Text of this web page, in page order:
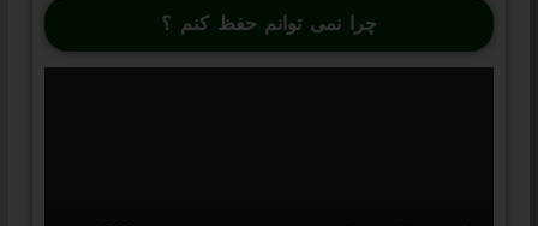
چرا نمی توانم حفظ کنم ؟